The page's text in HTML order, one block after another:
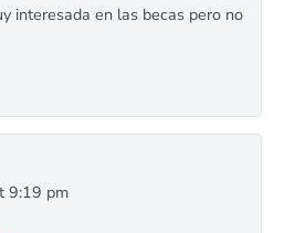
interesada en las becas pero no
9:19 pm